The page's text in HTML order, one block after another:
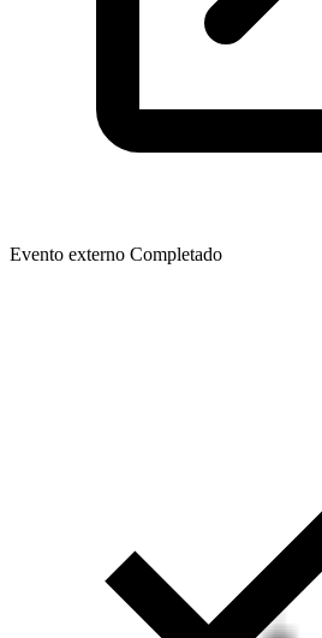
Evento externo Completado